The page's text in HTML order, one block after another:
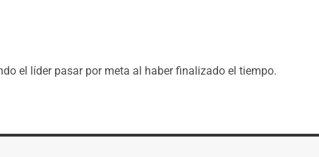
el líder pasar por meta al haber finalizado el tiempo.